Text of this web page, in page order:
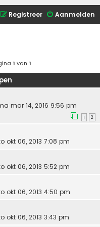
Aanmelden
Registreer
1 van 1
mar 14, 2016 9:56 pm
1 2
okt 06, 2013 7:08 pm
okt 06, 2013 5:52 pm
okt 06, 2013 4:50 pm
okt 06, 2013 3:43 pm